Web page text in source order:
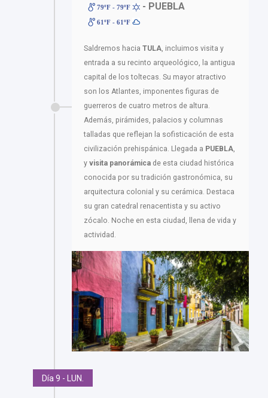
79ºF - 79ºF - PUEBLA
61ºF - 61ºF
Saldremos hacia TULA, incluimos visita y
entrada a su recinto arqueológico, la antigua
capital de los toltecas. Su mayor atractivo
son los Atlantes, imponentes figuras de
guerreros de cuatro metros de altura.
Además, pirámides, palacios y columnas
talladas que reflejan la sofisticación de esta
civilización prehispánica. Llegada a PUEBLA,
y visita panorámica de esta ciudad histórica
conocida por su tradición gastronómica, su
arquitectura colonial y su cerámica. Destaca
su gran catedral renacentista y su activo
zócalo. Noche en esta ciudad, llena de vida y
actividad.
Día 9 - LUN.